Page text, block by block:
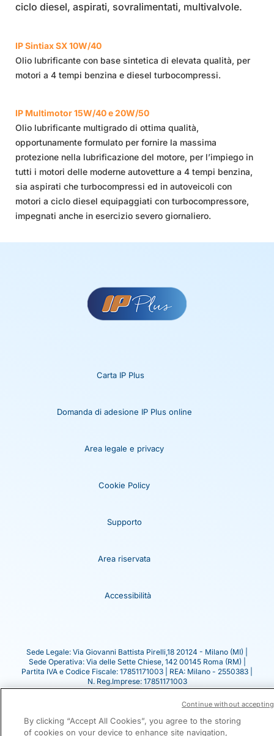
ciclo diesel, aspirati, sovralimentati, multivalvole.
IP Sintiax SX 10W/40
Olio lubrificante con base sintetica di elevata qualità, per
motori a 4 tempi benzina e diesel turbocompressi.
IP Multimotor 15W/40e 20W/50
Olio lubrificante multigrado di ottima qualità,
opportunamente formulato per fornire la massima
protezione nella lubrificazione del motore, per l’impiego in
tutti i motori delle moderne autovetture a 4 tempi benzina,
sia aspirati che turbocompressi ed in autoveicoli con
motori a ciclo diesel equipaggiati con turbocompressore,
impegnati anche in esercizio severo giornaliero.
Carta IP Plus
Domanda di adesione IP Plus online
Area legale e privacy
Cookie Policy
Supporto
Area riservata
Accessibilità
Sede Legale: Via Giovanni Battista Pirelli,18 20124 - Milano (MI) |
Sede Operativa: Via delle Sette Chiese, 142 00145 Roma (RM) |
Partita IVA e Codice Fiscale: 17851171003 | REA: Milano - 2550383 |
N. Reg.Imprese: 17851171003
Indicazione ex Art. 2497 bis c.c. Edenred Fleet & Mobility SA 14-16
Boulevard Garibaldi 92130 Issy les Moulineaux, Francia
By clicking “Accept All Cookies”, you agree to the storing
of cookies on your device to enhance site navigation,
Continue without accepting